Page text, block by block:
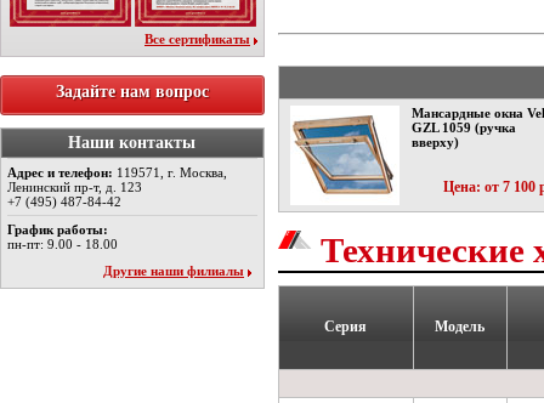
Все сертификаты
Задайте нам вопрос
Наши контакты
Адрес и телефон: 119571, г. Москва,
Ленинский пр-т, д. 123
+7 (495) 487-84-42
График работы:
пн-пт: 9.00 - 18.00
Другие наши филиалы
Мансардные окна
GZL 1059 (ручка
вверху)
Цена: от 7 100
Технические
Серия Модель